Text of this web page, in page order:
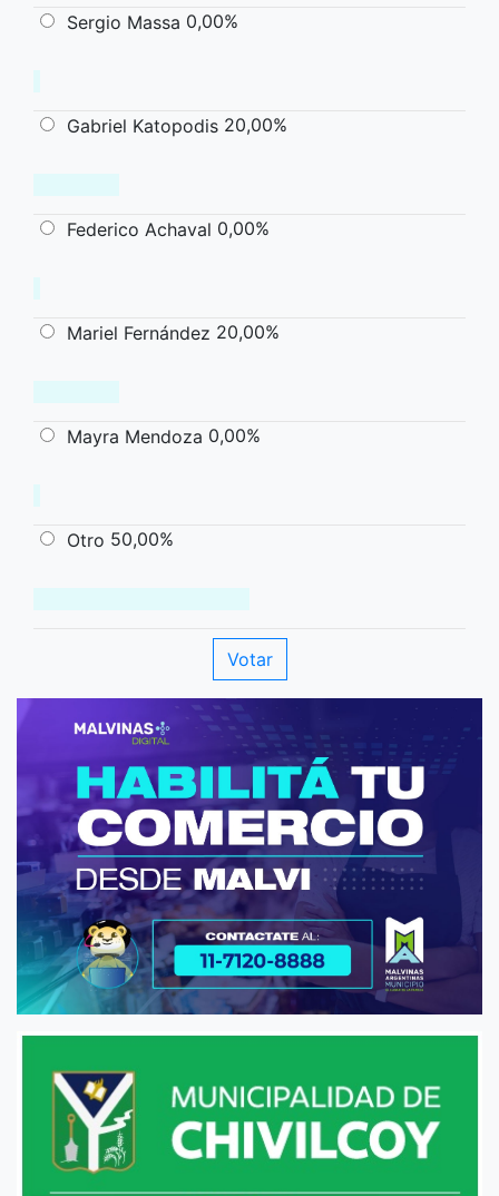
Sergio Massa 0,00%
Gabriel Katopodis 20,00%
Federico Achaval 0,00%
Mariel Fernández 20,00%
Mayra Mendoza 0,00%
Otro 50,00%